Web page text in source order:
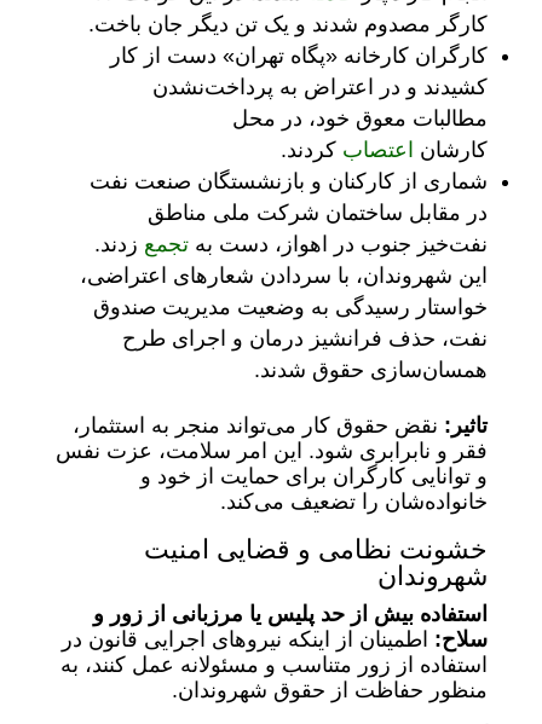
کارگر مصدوم شدند و یک تن دیگر جان باخت.
کارگران کارخانه «پگاه تهران» دست از کار
کشیدند و در اعتراض به پرداخت‌نشدن
مطالبات معوق خود، در محل
کارشان
اعتصاب کردند.
شماری از کارکنان و بازنشستگان صنعت نفت
در مقابل ساختمان شرکت ملی مناطق
نفت‌خیز جنوب در اهواز، دست به تجمع زدند.
این شهروندان، با سردادن شعارهای اعتراضی،
خواستار رسیدگی به وضعیت مدیریت صندوق
نفت، حذف فرانشیز درمان و اجرای طرح
همسان‌سازی حقوق شدند.
تاثیر: نقض حقوق کار می‌تواند منجر به استثمار،
فقر و نابرابری شود. این امر سلامت، عزت نفس
و توانایی کارگران برای حمایت از خود و
خانواده‌شان را تضعیف می‌کند.
خشونت نظامی و قضایی امنیت
شهروندان
استفاده بیش از حد پلیس یا مرزبانی از زور و
سلاح: اطمینان از اینکه نیروهای اجرایی قانون در
استفاده از زور متناسب و مسئولانه عمل کنند، به
منظور حفاظت از حقوق شهروندان.